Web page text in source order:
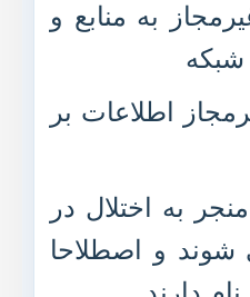
به منابع و
شبکه
اطلاعات بر
به اختلال در
و اصطلاحا